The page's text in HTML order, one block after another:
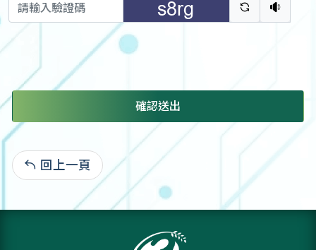
驗證碼重新
聽語
確認送出
回上一頁